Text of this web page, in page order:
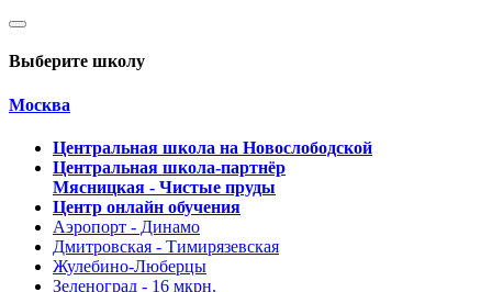
Выберите школу
Москва
Центральная школа на Новослободской
Центральная школа-партнёр
Мясницкая - Чистые пруды
Центр онлайн обучения
Аэропорт - Динамо
Дмитровская - Тимирязевская
Жулебино-Люберцы
Зеленоград - 16 мкрн.